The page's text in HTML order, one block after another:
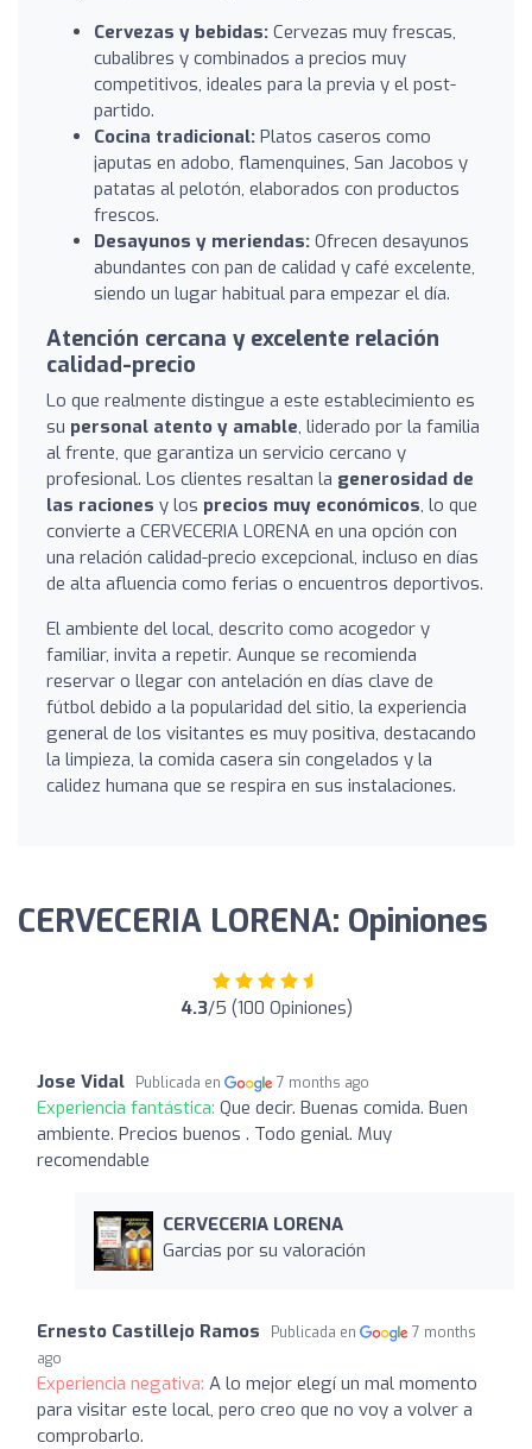
Cervezas y bebidas: Cervezas muy frescas,
cubalibres y combinados a precios muy
competitivos, ideales para la previa y el post-
partido.
Cocina tradicional: Platos caseros como
japutas en adobo, flamenquines, San Jacobos y
patatas al pelotón, elaborados con productos
frescos.
Desayunos y meriendas: Ofrecen desayunos
abundantes con pan de calidad y café excelente,
siendo un lugar habitual para empezar el día.
Atención cercana y excelente relación
calidad-precio
Lo que realmente distingue a este establecimiento es
su personal atento y amable, liderado por la familia
al frente, que garantiza un servicio cercano y
profesional. Los clientes resaltan la generosidad de
las raciones y los precios muy económicos, lo que
convierte a CERVECERIA LORENA en una opción con
una relación calidad-precio excepcional, incluso en días
de alta afluencia como ferias o encuentros deportivos.
El ambiente del local, descrito como acogedor y
familiar, invita a repetir. Aunque se recomienda
reservar o llegar con antelación en días clave de
fútbol debido a la popularidad del sitio, la experiencia
general de los visitantes es muy positiva, destacando
la limpieza, la comida casera sin congelados y la
calidez humana que se respira en sus instalaciones.
CERVECERIA LORENA: Opiniones
4.3/5 (100 Opiniones)
Jose Vidal Publicada en 7 months ago
Experiencia fantástica: Que decir. Buenas comida. Buen
ambiente. Precios buenos . Todo genial. Muy
recomendable
CERVECERIA LORENA
Garcias por su valoración
Ernesto Castillejo Ramos Publicada en
7 months
ago
Experiencia negativa: A lo mejor elegí un mal momento
para visitar este local, pero creo que no voy a volver a
comprobarlo.